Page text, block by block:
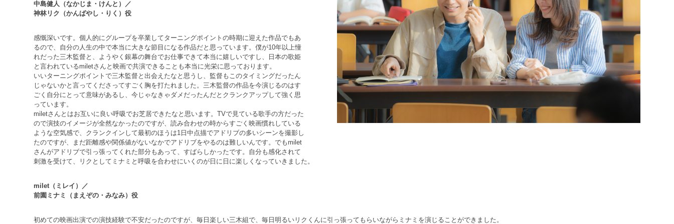
中島健人（なかじま・けんと）／
神林リク（かんばやし・りく）役
感慨深いです。個人的にグループを卒業してターニングポイントの時期に迎えた作品でもあ
るので、自分の人生の中で本当に大きな節目になる作品だと思っています。僕が10年以上憧
れだった三木監督と、ようやく銀幕の舞台でお仕事できて本当に嬉しいですし、日本の歌姫
と言われているmiletさんと映画で共演できることも本当に光栄に思っております。
いいターニングポイントで三木監督と出会えたなと思うし、監督もこのタイミングだったん
じゃないかと言ってくださってすごく胸を打たれました。三木監督の作品を今演じるのはす
ごく自分にとって意味があるし、今じゃなきゃダメだったんだとクランクアップして強く思
っています。
miletさんとはお互いに良い呼吸でお芝居できたなと思います。TVで見ている歌手の方だった
ので演技のイメージが全然なかったのですが、読み合わせの時からすごく映画慣れしている
ような空気感で、クランクインして最初のほうは1日中点描でアドリブの多いシーンを撮影し
たのですが、まだ距離感や関係値がないなかでアドリブをやるのは難しいんです。でもmilet
さんがアドリブで引っ張ってくれた部分もあって、すばらしかったです。自分も感化されて
刺激を受けて、リクとしてミナミと呼吸を合わせにいくのが日に日に楽しくなっていきました。
milet（ミレイ）／
前園ミナミ（まえぞの・みなみ）役
初めての映画出演での演技経験で不安だったのですが、毎日楽しい三木組で、毎日明るいリクくんに引っ張ってもらいながらミナミを演じることができました。